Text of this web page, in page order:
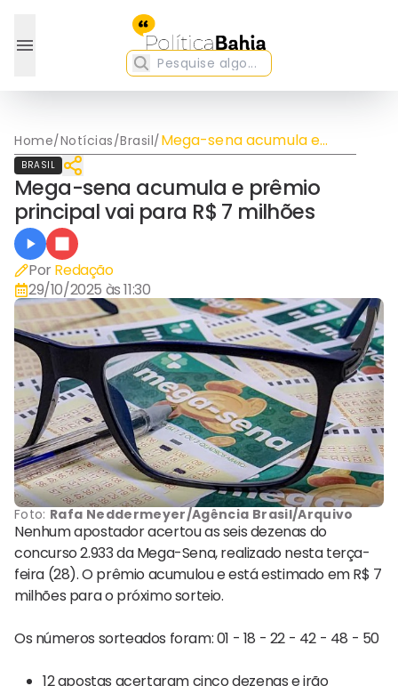
Home/Notícias/Brasil/Mega-sena acumula e
prêmio principal vai para
BRASIL
Mega-sena acumula e prêmio
principal vai para R$ 7 milhões
Por Redação
29/10/2025 às 11:30
Foto: Rafa Neddermeyer/Agência Brasil/Arquivo
Nenhum apostador acertou as seis dezenas do
concurso 2.933 da Mega-Sena, realizado nesta terça-
feira (28). O prêmio acumulou e está estimado em R$ 7
milhões para o próximo sorteio.
Os números sorteados foram: 01 - 18 - 22 - 42 - 48 - 50
12 apostas acertaram cinco dezenas e irão